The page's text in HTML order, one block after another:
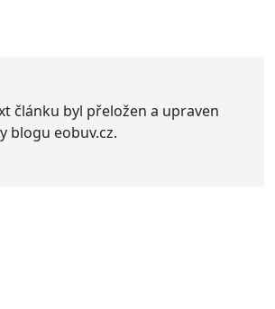
článku byl přeložen a upraven
blogu eobuv.cz.